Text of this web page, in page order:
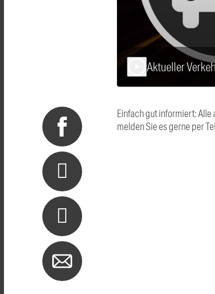
Aktueller
Einfach gut informiert: Alle
melden Sie es gerne per